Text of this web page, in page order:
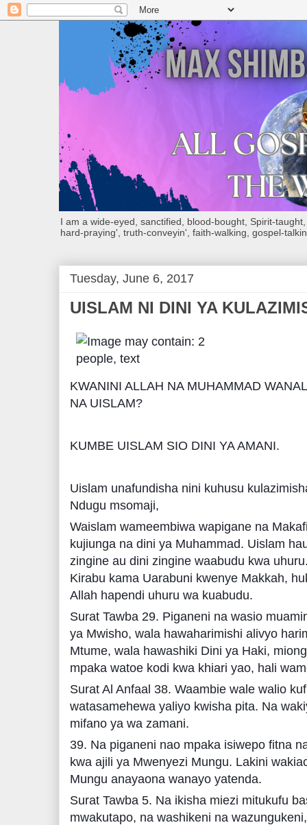
I am a wide-eyed, sanctified, blood-bought, Spirit-
hard-praying', truth-conveyin', faith-walking, gospel-
Tuesday, June 6, 2017
UISLAM NI DINI YA
KWANINI ALLAH NA MUHAMMAD
NA UISLAM?
KUMBE UISLAM SIO DINI YA AMANI.
Uislam unafundisha nini kuhusu
Ndugu msomaji,
Waislam wameembiwa wapigane na
kujiunga na dini ya Muhammad. Uislam
zingine au dini zingine waabudu kwa
Kirabu kama Uarabuni kwenye Makkah,
Allah hapendi uhuru wa kuabudu.
Surat Tawba 29. Piganeni na wasio
ya Mwisho, wala hawaharimishi alivyo
Mtume, wala hawashiki Dini ya Haki,
mpaka watoe kodi kwa khiari yao, hali
Surat Al Anfaal 38. Waambie wale walio
watasamehewa yaliyo kwisha pita. Na
mifano ya wa zamani.
39. Na piganeni nao mpaka isiwepo fitna
kwa ajili ya Mwenyezi Mungu. Lakini
Mungu anayaona wanayo yatenda.
Surat Tawba 5. Na ikisha miezi mitukufu
mwakutapo, na washikeni na